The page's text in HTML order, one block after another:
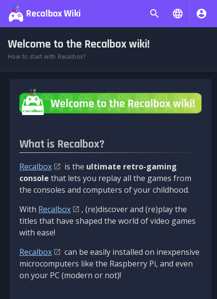
Recalbox Wiki
Welcome to the Recalbox wiki!
How to start with Recalbox?
What is Recalbox?
Recalbox is the ultimate retro-gaming
console that lets you replay all the games from
the consoles and computers of your childhood.
With Recalbox
, (re)discover and (re)play the
titles that have shaped the world of video games
with ease!
Recalbox
can be easily installed on inexpensive
microcomputers like the Raspberry Pi, and even
on your PC (modern or not)!